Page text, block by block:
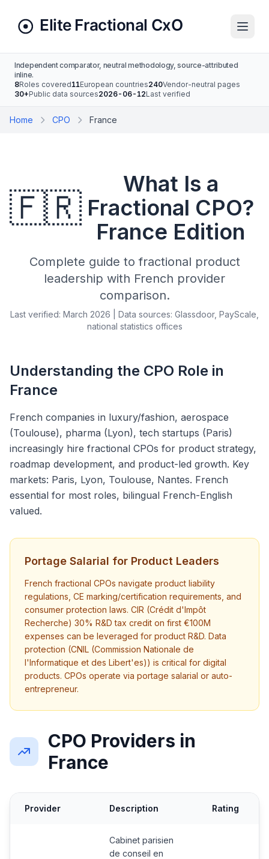
Independent comparator, neutral methodology, source-attributed
inline.
8Roles covered11European countries240Vendor-neutral pages
30+Public data sources2026-06-12Last verified
Home CPO France
🇫🇷
What Is a
Fractional CPO?
France Edition
Complete guide to fractional product
leadership with French provider
comparison.
Last verified: March 2026 | Data sources: Glassdoor, PayScale,
national statistics offices
Understanding the CPO Role in
France
French companies in luxury/fashion, aerospace
(Toulouse), pharma (Lyon), tech startups (Paris)
increasingly hire fractional CPOs for product strategy,
roadmap development, and product-led growth. Key
markets: Paris, Lyon, Toulouse, Nantes. French
essential for most roles, bilingual French-English
valued.
Portage Salarial for Product Leaders
French fractional CPOs navigate product liability
regulations, CE marking/certification requirements, and
consumer protection laws. CIR (Crédit d'Impôt
Recherche) 30% R&D tax credit on first €100M
expenses can be leveraged for product R&D. Data
protection (CNIL (Commission Nationale de
l'Informatique et des Libert'es)) is critical for digital
products. CPOs operate via portage salarial or auto-
entrepreneur.
CPO Providers in
France
Provider Description Rating
Cabinet parisien
de conseil en